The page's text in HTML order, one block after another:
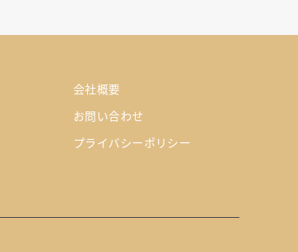
会社概要
お問い合わせ
プライバシーポリシー